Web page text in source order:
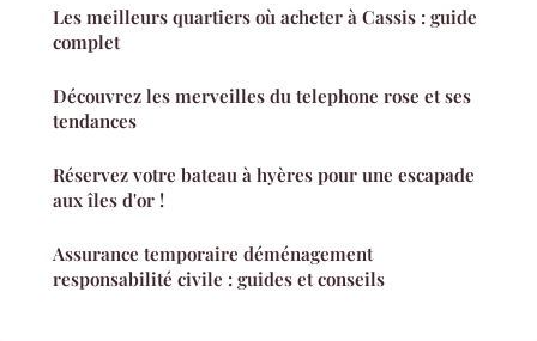
Les meilleurs quartiers où acheter à Cassis : guide
complet
Découvrez les merveilles du telephone rose et ses
tendances
Réservez votre bateau à hyères pour une escapade
aux îles d'or !
Assurance temporaire déménagement
responsabilité civile : guides et conseils